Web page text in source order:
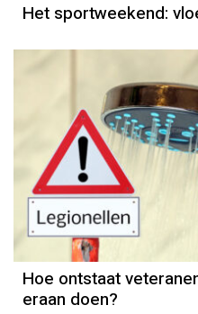
Het sportweekend:
Hoe ontstaat
eraan doen?